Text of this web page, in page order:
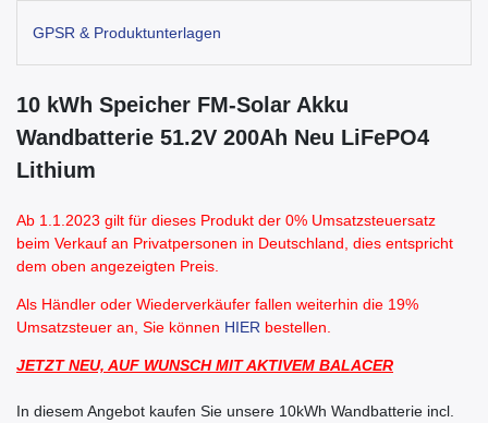
GPSR & Produktunterlagen
10 kWh Speicher FM-Solar Akku
Wandbatterie 51.2V 200Ah Neu LiFePO4
Lithium
Ab 1.1.2023 gilt für dieses Produkt der 0% Umsatzsteuersatz
beim Verkauf an Privatpersonen in Deutschland, dies entspricht
dem oben angezeigten Preis.
Als Händler oder Wiederverkäufer fallen weiterhin die 19%
Umsatzsteuer an, Sie können HIER bestellen.
JETZT NEU, AUF WUNSCH MIT AKTIVEM BALACER
In diesem Angebot kaufen Sie unsere 10kWh Wandbatterie incl.